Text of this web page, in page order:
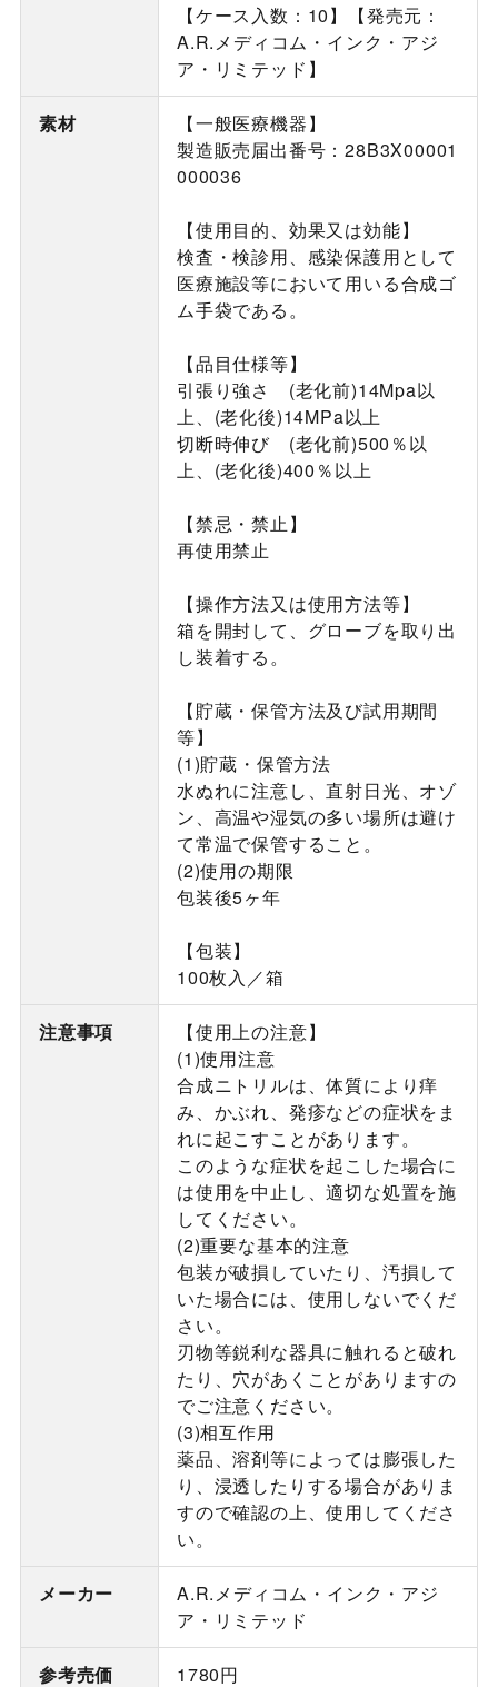
【ケース入数：10】【発売元：
A.R.メディコム・インク・アジ
ア・リミテッド】
素材
【一般医療機器】
製造販売届出番号：28B3X00001
000036
【使用目的、効果又は効能】
検査・検診用、感染保護用として
医療施設等において用いる合成ゴ
ム手袋である。
【品目仕様等】
引張り強さ (老化前)14Mpa以
上、(老化後)14MPa以上
切断時伸び (老化前)500％以
上、(老化後)400％以上
【禁忌・禁止】
再使用禁止
【操作方法又は使用方法等】
箱を開封して、グローブを取り出
し装着する。
【貯蔵・保管方法及び試用期間
等】
(1)貯蔵・保管方法
水ぬれに注意し、直射日光、オゾ
ン、高温や湿気の多い場所は避け
て常温で保管すること。
(2)使用の期限
包装後5ヶ年
【包装】
100枚入／箱
注意事項
【使用上の注意】
(1)使用注意
合成ニトリルは、体質により痒
み、かぶれ、発疹などの症状をま
れに起こすことがあります。
このような症状を起こした場合に
は使用を中止し、適切な処置を施
してください。
(2)重要な基本的注意
包装が破損していたり、汚損して
いた場合には、使用しないでくだ
さい。
刃物等鋭利な器具に触れると破れ
たり、穴があくことがありますの
でご注意ください。
(3)相互作用
薬品、溶剤等によっては膨張した
り、浸透したりする場合がありま
すので確認の上、使用してくださ
い。
メーカー
A.R.メディコム・インク・アジ
ア・リミテッド
参考売価 1780円